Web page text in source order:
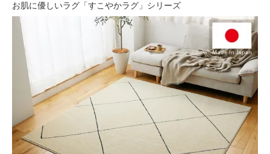
お肌に優しいラグ「すこやかラグ」シリーズ